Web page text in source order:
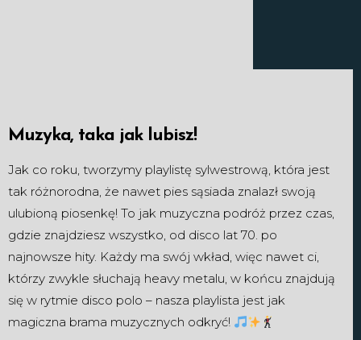
Muzyka, taka jak lubisz!
Jak co roku, tworzymy playlistę sylwestrową, która jest
tak różnorodna, że nawet pies sąsiada znalazł swoją
ulubioną piosenkę! To jak muzyczna podróż przez czas,
gdzie znajdziesz wszystko, od disco lat 70. po
najnowsze hity. Każdy ma swój wkład, więc nawet ci,
którzy zwykle słuchają heavy metalu, w końcu znajdują
się w rytmie disco polo – nasza playlista jest jak
magiczna brama muzycznych odkryć!